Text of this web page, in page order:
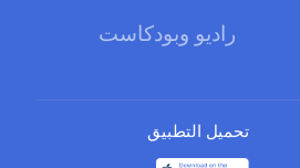
راديو وبودكاست
تحميل التطبيق